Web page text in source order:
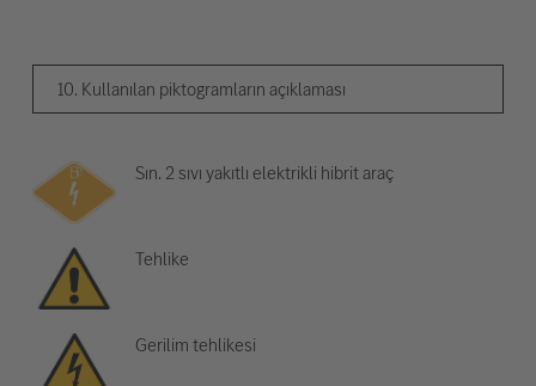
10. Kullanılan piktogramların açıklaması
Sın. 2 sıvı yakıtlı elektrikli hibrit araç
Tehlike
Gerilim tehlikesi